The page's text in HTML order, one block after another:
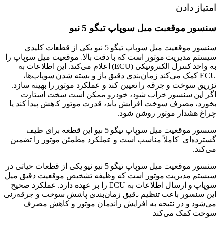
امتیاز دادن
سنسور موقعیت میل سوپاپ تیگو 5 نیو
سنسور موقعیت میل سوپاپ تیگو 5 نیو یکی از قطعات کلیدی
سیستم مدیریت موتور است که با دقت بالا، موقعیت میل سوپاپ را
به واحد کنترل الکترونیکی (ECU) اعلام می‌کند. این اطلاعات به
ECU کمک می‌کند زمان‌بندی دقیق باز و بسته شدن سوپاپ‌ها،
تزریق سوخت و جرقه را تعیین کند و عملکرد موتور را بهینه سازد.
اگر این سنسور خراب شود، خودرو ممکن است سخت استارت
بخورد، مصرف سوخت افزایش یابد، قدرت موتور کاهش پیدا کند یا
چراغ هشدار موتور روشن شود.
سنسور موقعیت میل سوپاپ تیگو 5 نیو این قطعه برای طیف
گسترده‌ای کاملاً مناسب است و عملکرد مطمئن موتور را تضمین
می‌کند.
سنسور موقعیت میل سوپاپ تیگو 5 نیو نیو یکی از قطعات حیاتی در
سیستم مدیریت موتور است که وظیفه تشخیص موقعیت دقیق میل
سوپاپ و ارسال اطلاعات به ECU را بر عهده دارد. عملکرد صحیح
این سنسور باعث تنظیم دقیق زمان‌بندی پاشش سوخت و جرقه‌زنی
می‌شود و در نتیجه به افزایش راندمان موتور و کاهش مصرف
سوخت کمک می‌کند